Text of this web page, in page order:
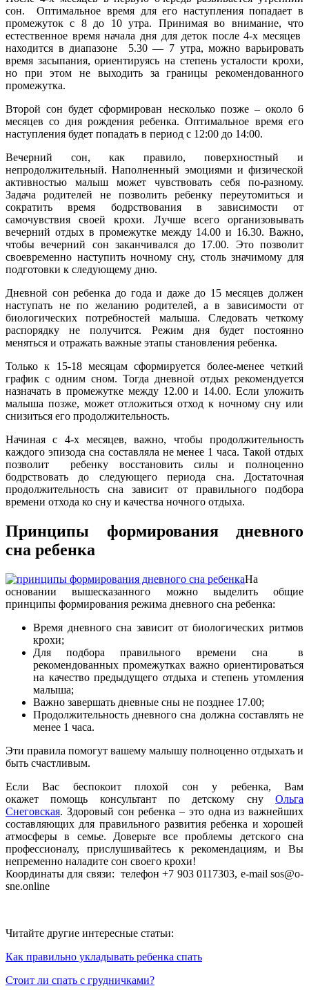
сон. Оптимальное время для его наступления попадает в
промежуток с 8 до 10 утра. Принимая во внимание, что
естественное время начала дня для деток после 4-х месяцев
находится в диапазоне 5.30 — 7 утра, можно варьировать
время засыпания, ориентируясь на степень усталости крохи,
но при этом не выходить за границы рекомендованного
промежутка.
Второй сон будет сформирован несколько позже – около 6
месяцев со дня рождения ребенка. Оптимальное время его
наступления будет попадать в период с 12:00 до 14:00.
Вечерний сон, как правило, поверхностный и
непродолжительный. Наполненный эмоциями и физической
активностью малыш может чувствовать себя по-разному.
Задача родителей не позволить ребенку переутомиться и
сократить время бодрствования в зависимости от
самочувствия своей крохи. Лучше всего организовывать
вечерний отдых в промежутке между 14.00 и 16.30. Важно,
чтобы вечерний сон заканчивался до 17.00. Это позволит
своевременно наступить ночному сну, столь значимому для
подготовки к следующему дню.
Дневной сон ребенка до года и даже до 15 месяцев должен
наступать не по желанию родителей, а в зависимости от
биологических потребностей малыша. Следовать четкому
распорядку не получится. Режим дня будет постоянно
меняться и отражать важные этапы становления ребенка.
Только к 15-18 месяцам сформируется более-менее четкий
график с одним сном. Тогда дневной отдых рекомендуется
назначать в промежутке между 12.00 и 14.00. Если уложить
малыша позже, может отложиться отход к ночному сну или
снизиться его продолжительность.
Начиная с 4-х месяцев, важно, чтобы продолжительность
каждого эпизода сна составляла не менее 1 часа. Такой отдых
позволит ребенку восстановить силы и полноценно
бодрствовать до следующего периода сна. Достаточная
продолжительность сна зависит от правильного подбора
времени отхода ко сну и качества ночного отдыха.
Принципы формирования дневного
сна ребенка
На
основании вышесказанного можно выделить общие
принципы формирования режима дневного сна ребенка:
Время дневного сна зависит от биологических ритмов
крохи;
Для подбора правильного времени сна в
рекомендованных промежутках важно ориентироваться
на качество предыдущего отдыха и степень утомления
малыша;
Важно завершать дневные сны не позднее 17.00;
Продолжительность дневного сна должна составлять не
менее 1 часа.
Эти правила помогут вашему малышу полноценно отдыхать и
быть счастливым.
Если Вас беспокоит плохой сон у ребенка, Вам
окажет помощь консультант по детскому сну Ольга
Снеговская. Здоровый сон ребенка – это одна из важнейших
составляющих для правильного развития ребенка и хорошей
атмосферы в семье. Доверьте все проблемы детского сна
профессионалу, прислушивайтесь к рекомендациям, и Вы
непременно наладите сон своего крохи!
Координаты для связи: телефон+7 903 0117303, e-mailsos@o-
sne.online
Читайте другие интересные статьи:
Как правильно укладывать ребенка спать
Стоит ли спать с грудничками?